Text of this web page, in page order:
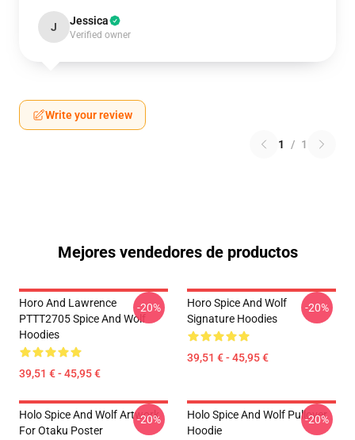
J Jessica
Verified owner
Write your review
1 / 1
Mejores vendedores de productos
Horo And Lawrence
PTTT2705 Spice And Wolf
Hoodies
39,51 € - 45,95 €
-20%
Horo Spice And Wolf
Signature Hoodies
39,51 € - 45,95 €
-20%
Holo Spice And Wolf Artwork
For Otaku Poster
-20%
Holo Spice And Wolf Pullover
Hoodie
-20%